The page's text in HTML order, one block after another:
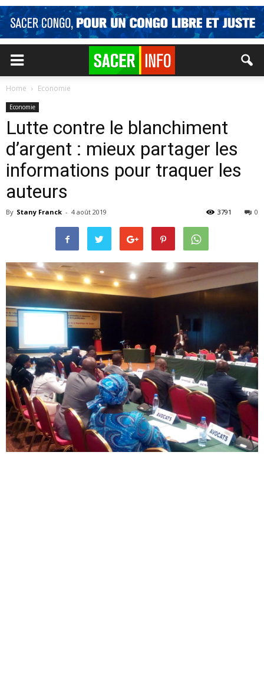
Home Economie
Economie
Lutte contre le blanchiment
d’argent : mieux partager les
informations pour traquer les
auteurs
By Stany Franck - 4 août 2019 0
3791